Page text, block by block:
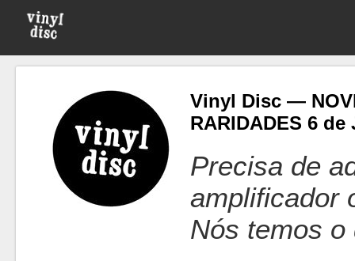
Vinyl Disc —
RARIDADES 6 de
Precisa de
amplificador
Nós temos o